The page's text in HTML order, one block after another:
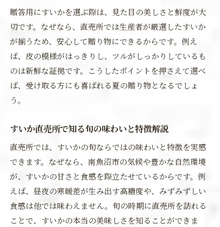
贈答用にすいかを選ぶ際は、見た目の美しさと鮮度が大
切です。なぜなら、直売所では生産者が厳選したすいか
が揃うため、安心して贈り物にできるからです。例え
ば、皮の模様がはっきりし、ツルがしっかりしているも
のは新鮮な証拠です。こうしたポイントを押さえて選べ
ば、受け取る方にも喜ばれる夏の贈り物となるでしょ
う。
すいか直売所で知る旬の味わいと特徴解説
直売所では、すいかの旬ならではの味わいと特徴を実感
できます。なぜなら、南魚沼市の気候や豊かな自然環境
が、すいかの甘さと食感を際立たせているからです。例
えば、昼夜の寒暖差が生み出す高糖度や、みずみずしい
食感は他では味わえません。旬の時期に直売所を訪れる
ことで、すいかの本当の美味しさを知ることができま